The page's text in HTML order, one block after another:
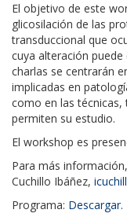
El objetivo de este
glicosilación de las
transduccional que
cuya alteración
charlas se centrarán
implicadas en
como en las técnicas,
permiten su estudio.
El workshop es
Para más
Cuchillo Ibáñez,
Programa: Descargar.